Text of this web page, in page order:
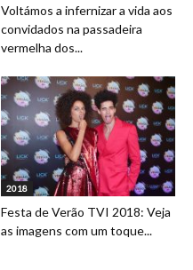
Voltámos a infernizar a vida aos
convidados na passadeira
vermelha dos...
2018
Festa de Verão TVI 2018: Veja
as imagens com um toque...